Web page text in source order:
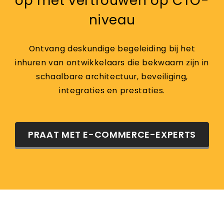
niveau
Ontvang deskundige begeleiding bij het
inhuren van ontwikkelaars die bekwaam zijn in
schaalbare architectuur, beveiliging,
integraties en prestaties.
PRAAT MET E-COMMERCE-EXPERTS